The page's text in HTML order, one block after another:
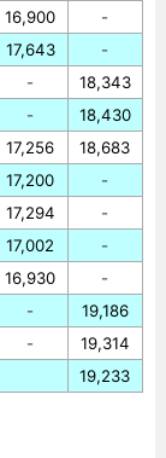
16,900
17,643
-
-
17,256
17,200
17,294
17,002
16,930
-
-
-
-
18,343
18,430
18,683
-
-
-
-
19,186
19,314
19,233